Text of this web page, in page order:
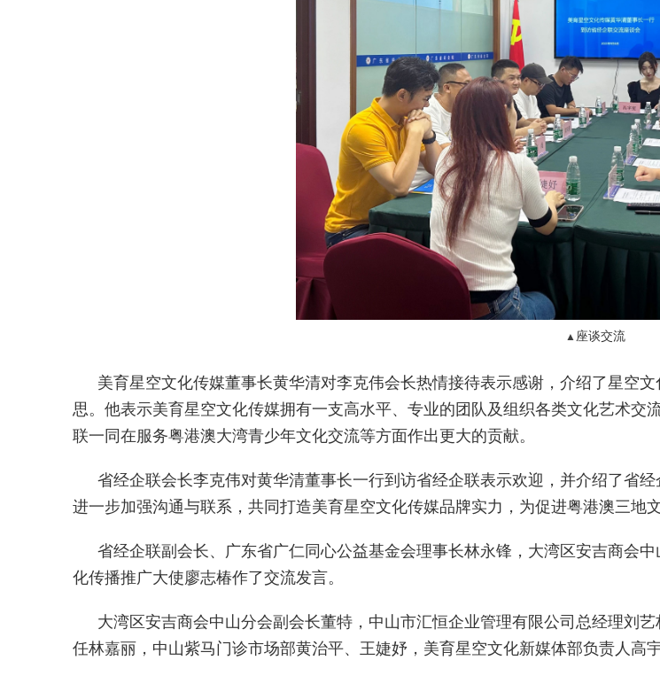
▲ 座谈交流
美育星空文化传媒董事长黄华清对李克伟会长热情接待表示感谢，介绍了星空
思。他表示美育星空文化传媒拥有一支高水平、专业的团队及组织各类文化艺术
联一同在服务粤港澳大湾青少年文化交流等方面作出更大的贡献。
省经企联会长李克伟对黄华清董事长一行到访省经企联表示欢迎，并介绍了省
进一步加强沟通与联系，共同打造美育星空文化传媒品牌实力，为促进粤港澳三地
省经企联副会长、广东省广仁同心公益基金会理事长林永锋，大湾区安吉商会
化传播推广大使廖志椿作了交流发言。
大湾区安吉商会中山分会副会长董特，中山市汇恒企业管理有限公司总经理刘
任林嘉丽，中山紫马门诊市场部黄治平、王婕妤，美育星空文化新媒体部负责人高